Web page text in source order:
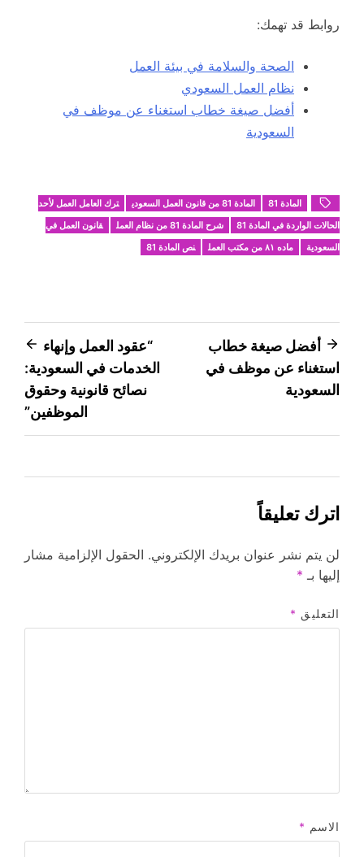
روابط قد تهمك:
الصحة والسلامة في بيئة العمل
نظام العمل السعودي
أفضل صيغة خطاب استغناء عن موظف في
السعودية
المادة 81 المادة 81 من قانون العمل السعودي
ترك العامل العمل لأحد
الحالات الواردة في المادة 81
شرح المادة 81 من نظام العمل
قانون العمل في
السعودية
ماده ٨١ من مكتب العمل نص المادة 81
تصفّح
المقالات
أفضل صيغة خطاب
استغناء عن موظف في
السعودية
“عقود العمل وإنهاء
الخدمات في السعودية:
نصائح قانونية وحقوق
الموظفين”
اترك تعليقاً
لن يتم نشر عنوان بريدك الإلكتروني. الحقول الإلزامية مشار
إليها بـ *
التعليق *
الاسم *